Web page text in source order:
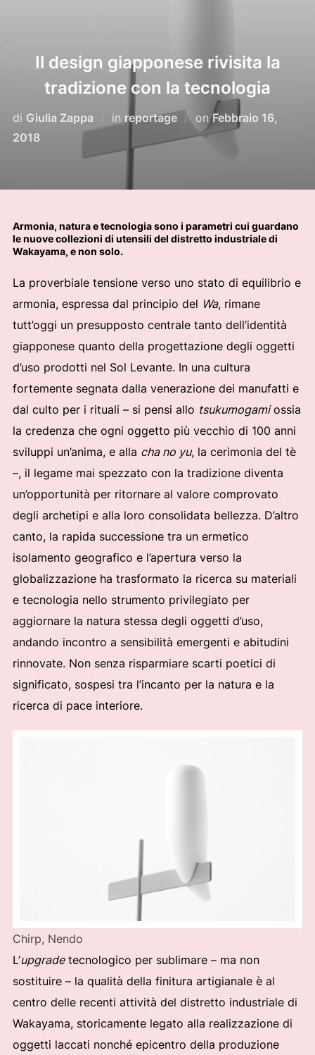
Il design giapponese rivisita la
tradizione con la tecnologia
di Giulia Zappa in reportage onPubblicato
il
Febbraio 16,
2018
Armonia, natura e tecnologia sono i parametri cui guardano
le nuove collezioni di utensili del distretto industriale di
Wakayama, e non solo.
La proverbiale tensione verso uno stato di equilibrio e
armonia, espressa dal principio del Wa, rimane
tutt’oggi un presupposto centrale tanto dell’identità
giapponese quanto della progettazione degli oggetti
d’uso prodotti nel Sol Levante. In una cultura
fortemente segnata dalla venerazione dei manufatti e
dal culto per i rituali – si pensi allo tsukumogamiossia
la credenza che ogni oggetto più vecchio di 100 anni
sviluppi un’anima, e alla cha no yu, la cerimonia del tè
–, il legame mai spezzato con la tradizione diventa
un’opportunità per ritornare al valore comprovato
degli archetipi e alla loro consolidata bellezza. D’altro
canto, la rapida successione tra un ermetico
isolamento geografico e l’apertura verso la
globalizzazione ha trasformato la ricerca su materiali
e tecnologia nello strumento privilegiato per
aggiornare la natura stessa degli oggetti d’uso,
andando incontro a sensibilità emergenti e abitudini
rinnovate. Non senza risparmiare scarti poetici di
significato, sospesi tra l’incanto per la natura e la
ricerca di pace interiore.
Chirp, Nendo
L’upgradetecnologico per sublimare – ma non
sostituire – la qualità della finitura artigianale è al
centro delle recenti attività del distretto industriale di
Wakayama, storicamente legato alla realizzazione di
oggetti laccati nonché epicentro della produzione